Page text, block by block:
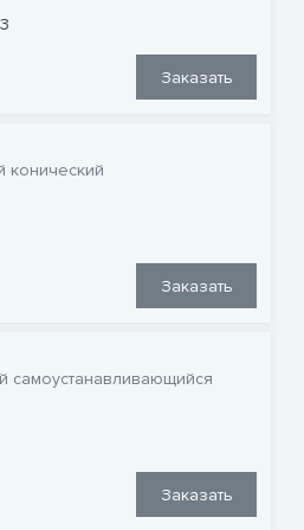
Заказать
конический
Заказать
Заказать